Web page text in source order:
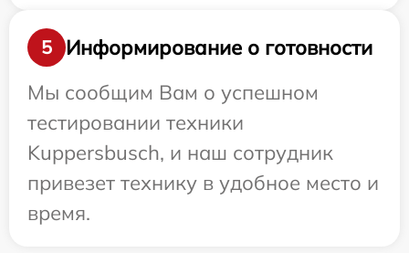
5
Информирование о готовности
Мы сообщим Вам о успешном
тестировании техники
Kuppersbusch, и наш сотрудник
привезет технику в удобное место и
время.